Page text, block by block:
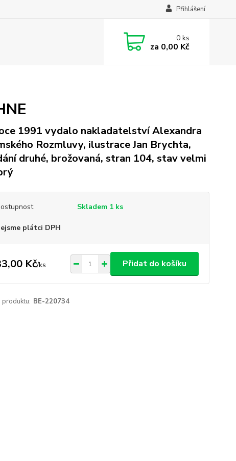
Přihlášení
0ks
za 0,00 Kč
1991 vydalo nakladatelství Alexandra
Rozmluvy, ilustrace Jan Brychta,
druhé, brožovaná, stran 104, stav velmi
Skladem 1 ks
plátci DPH
Kč/ks Přidat do košíku
BE-220734